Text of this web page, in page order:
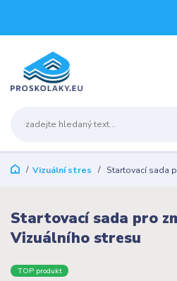
Vizuální stres Startovací sada
Startovací sada pro
Vizuálního stresu
TOP produkt